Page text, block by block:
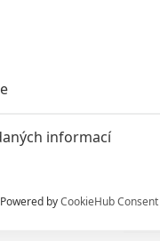
informací
Powered byCookieHub